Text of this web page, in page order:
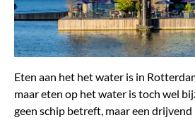
Eten aan het het water is in
maar eten op het water is toch wel
geen schip betreft, maar een